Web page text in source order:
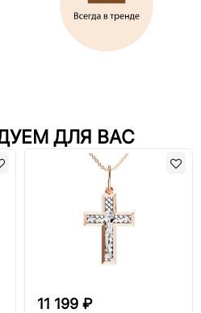
ДЛЯ ВАС
11 199 ₽